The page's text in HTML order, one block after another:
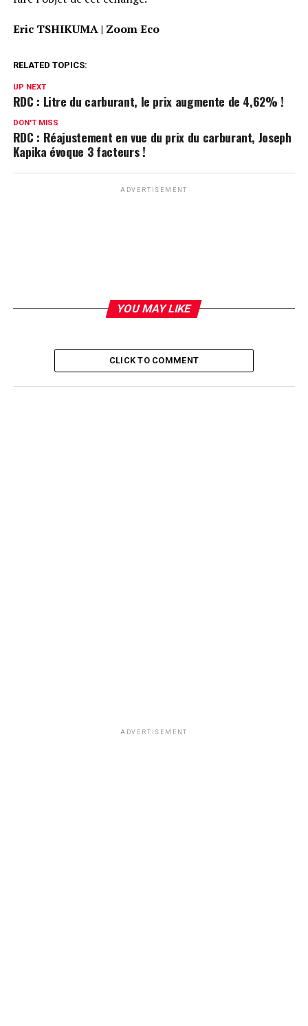
Eric TSHIKUMA | Zoom Eco
RELATED TOPICS:
UP NEXT
RDC : Litre du carburant, le prix augmente de 4,62% !
DON'T MISS
RDC : Réajustement en vue du prix du carburant, Joseph
Kapika évoque 3 facteurs !
ADVERTISEMENT
YOU MAY LIKE
CLICK TO COMMENT
ADVERTISEMENT